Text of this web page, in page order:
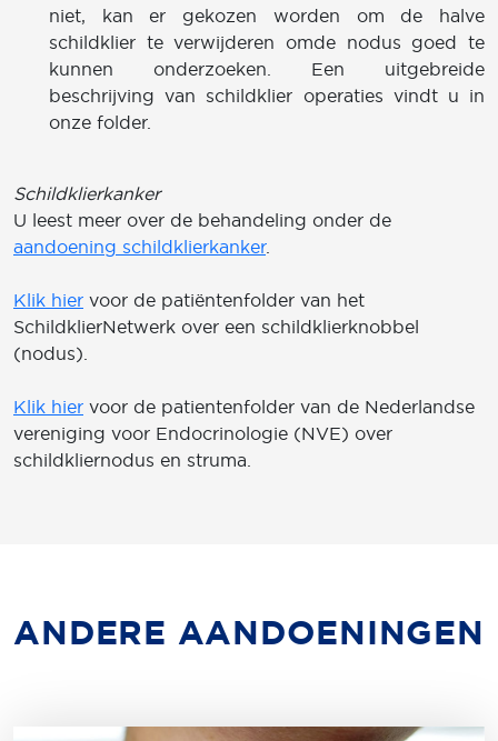
niet, kan er gekozen worden om de halve
schildklier te verwijderen omde nodus goed te
kunnen onderzoeken. Een uitgebreide
beschrijving van schildklier operaties vindt u in
onze folder.
Schildklierkanker
U leest meer over de behandeling onder de
aandoening schildklierkanker.
Klik hier voor de patiëntenfolder van het
SchildklierNetwerk over een schildklierknobbel
(nodus).
Klik hier voor de patientenfolder van de Nederlandse
vereniging voor Endocrinologie (NVE) over
schildkliernodus en struma.
ANDERE AANDOENINGEN